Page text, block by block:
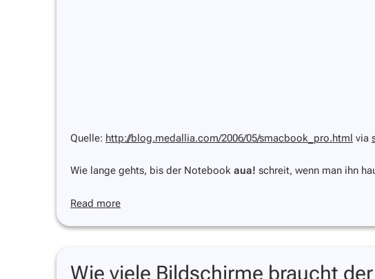
Quelle: http://blog.medallia.com/2006/05/smacbook_pro.html via
Wie lange gehts, bis der Notebook aua! schreit, wenn man ihn
Read more
Wie viele Bildschirme braucht